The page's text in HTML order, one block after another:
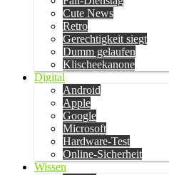
Cute News
Retro
Gerechtigkeit siegt
Dumm gelaufen
Klischeekanone
Digital
Android
Apple
Google
Microsoft
Hardware-Test
Online-Sicherheit
Wissen